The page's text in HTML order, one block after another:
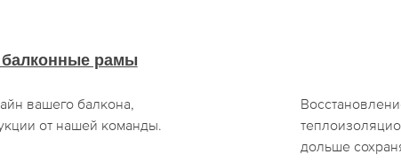
рамы
вашего балкона,
от нашей команды.
дольше